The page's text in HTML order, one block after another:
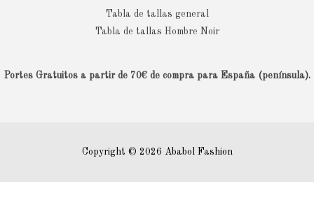
Tabla de tallas general
Tabla de tallas Hombre Noir
Portes Gratuitos a partir de 70€ de compra para España (península).
Copyright © 2026 Ababol Fashion